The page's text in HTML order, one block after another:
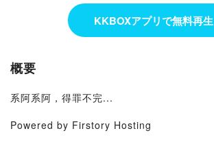
KKBOXアプリで無料再生
概要
系阿系阿，得罪不完...
Powered by Firstory Hosting